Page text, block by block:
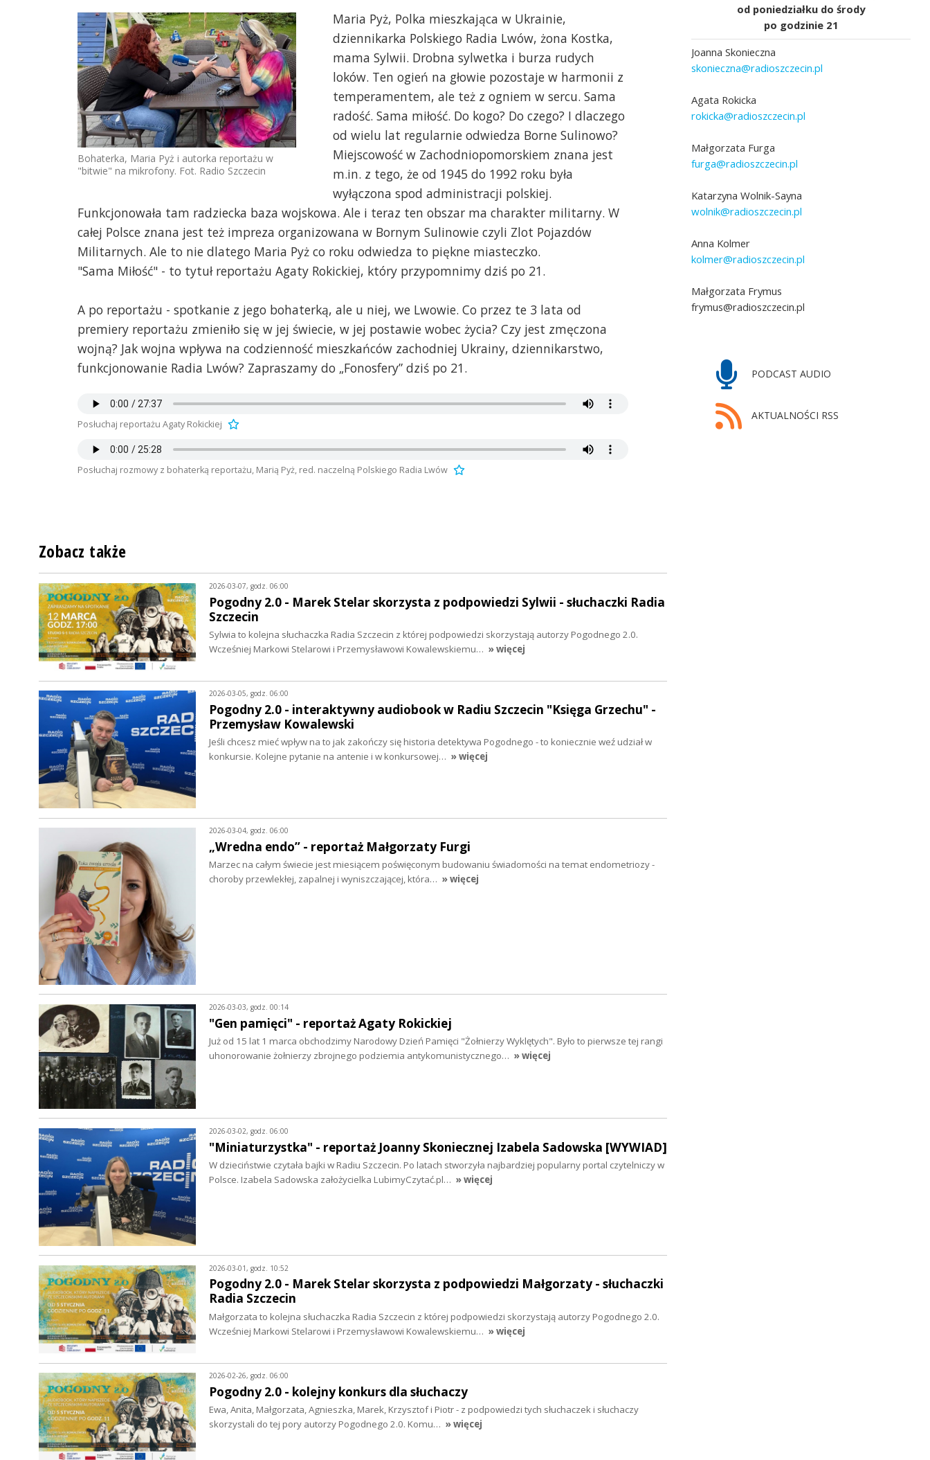
Bohaterka, Maria Pyż i autorka reportażu w
"bitwie" na mikrofony. Fot. Radio Szczecin
Maria Pyż, Polka mieszkająca w Ukrainie,
dziennikarka Polskiego Radia Lwów, żona Kostka,
mama Sylwii. Drobna sylwetka i burza rudych
loków. Ten ogień na głowie pozostaje w harmonii z
temperamentem, ale też z ogniem w sercu. Sama
radość. Sama miłość. Do kogo? Do czego? I dlaczego
od wielu lat regularnie odwiedza Borne Sulinowo?
Miejscowość w Zachodniopomorskiem znana jest
m.in. z tego, że od 1945 do 1992 roku była
wyłączona spod administracji polskiej.
Funkcjonowała tam radziecka baza wojskowa. Ale i teraz ten obszar ma charakter militarny. W
całej Polsce znana jest też impreza organizowana w Bornym Sulinowie czyli Zlot Pojazdów
Militarnych. Ale to nie dlatego Maria Pyż co roku odwiedza to piękne miasteczko.
"Sama Miłość" - to tytuł reportażu Agaty Rokickiej, który przypomnimy dziś po 21.
A po reportażu - spotkanie z jego bohaterką, ale u niej, we Lwowie. Co przez te 3 lata od
premiery reportażu zmieniło się w jej świecie, w jej postawie wobec życia? Czy jest zmęczona
wojną? Jak wojna wpływa na codzienność mieszkańców zachodniej Ukrainy, dziennikarstwo,
funkcjonowanie Radia Lwów? Zapraszamy do „Fonosfery” dziś po 21.
Posłuchaj reportażu Agaty Rokickiej
Posłuchaj rozmowy z bohaterką reportażu, Marią Pyż, red. naczelną Polskiego Radia Lwów
od poniedziałku do środy
po godzinie 21
Joanna Skonieczna
skonieczna@radioszczecin.pl
Agata Rokicka
rokicka@radioszczecin.pl
Małgorzata Furga
furga@radioszczecin.pl
Katarzyna Wolnik-Sayna
wolnik@radioszczecin.pl
Anna Kolmer
kolmer@radioszczecin.pl
Małgorzata Frymus
frymus@radioszczecin.pl
PODCAST AUDIO
AKTUALNOŚCI RSS
Zobacz także
2026-03-07, godz. 06:00
Pogodny 2.0 - Marek Stelar skorzysta z podpowiedzi Sylwii - słuchaczki Radia
Szczecin
Sylwia to kolejna słuchaczka Radia Szczecin z której podpowiedzi skorzystają autorzy Pogodnego 2.0.
Wcześniej Markowi Stelarowi i Przemysławowi Kowalewskiemu… » więcej
2026-03-05, godz. 06:00
Pogodny 2.0 - interaktywny audiobook w Radiu Szczecin "Księga Grzechu" -
Przemysław Kowalewski
Jeśli chcesz mieć wpływ na to jak zakończy się historia detektywa Pogodnego - to koniecznie weź udział w
konkursie. Kolejne pytanie na antenie i w konkursowej… » więcej
2026-03-04, godz. 06:00
„Wredna endo” - reportaż Małgorzaty Furgi
Marzec na całym świecie jest miesiącem poświęconym budowaniu świadomości na temat endometriozy -
choroby przewlekłej, zapalnej i wyniszczającej, która… » więcej
2026-03-03, godz. 00:14
"Gen pamięci" - reportaż Agaty Rokickiej
Już od 15 lat 1 marca obchodzimy Narodowy Dzień Pamięci "Żołnierzy Wyklętych". Było to pierwsze tej rangi
uhonorowanie żołnierzy zbrojnego podziemia antykomunistycznego… » więcej
2026-03-02, godz. 06:00
"Miniaturzystka" - reportaż Joanny Skoniecznej Izabela Sadowska [WYWIAD]
W dzieciństwie czytała bajki w Radiu Szczecin. Po latach stworzyła najbardziej popularny portal czytelniczy w
Polsce. Izabela Sadowska założycielka LubimyCzytać.pl… » więcej
2026-03-01, godz. 10:52
Pogodny 2.0 - Marek Stelar skorzysta z podpowiedzi Małgorzaty - słuchaczki
Radia Szczecin
Małgorzata to kolejna słuchaczka Radia Szczecin z której podpowiedzi skorzystają autorzy Pogodnego 2.0.
Wcześniej Markowi Stelarowi i Przemysławowi Kowalewskiemu… » więcej
2026-02-26, godz. 06:00
Pogodny 2.0 - kolejny konkurs dla słuchaczy
Ewa, Anita, Małgorzata, Agnieszka, Marek, Krzysztof i Piotr - z podpowiedzi tych słuchaczek i słuchaczy
skorzystali do tej pory autorzy Pogodnego 2.0. Komu… » więcej